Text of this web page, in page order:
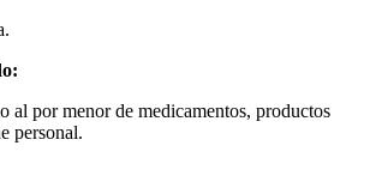
al por menor de medicamentos, productos
personal.